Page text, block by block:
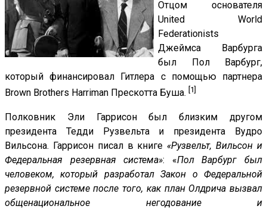
Отцом основателя
United World
Federationists
Джеймса Варбурга
был Пол Варбург,
который финансировал Гитлера с помощью партнера
Brown Brothers Harriman Прескотта Буша. [1]
Полковник Эли Гаррисон был близким другом
президента Тедди Рузвельта и президента Вудро
Вильсона. Гаррисон писал в книге«Рузвельт, Вильсон и
Федеральная резервная система»: «Пол Варбург был
человеком, который разработал Закон о Федеральной
резервной системе после того, как план Олдрича вызвал
общенациональное негодование и